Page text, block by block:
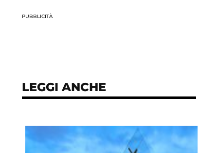
PUBBLICITÀ
LEGGI ANCHE